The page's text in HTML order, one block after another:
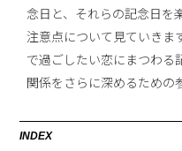
念日と、それらの記念日を
注意点について見ていきま
で過ごしたい恋にまつわる
関係をさらに深めるための
INDEX